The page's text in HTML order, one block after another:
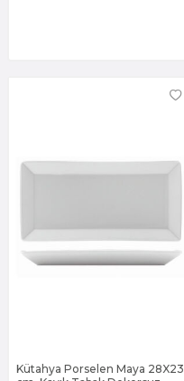
Kütahya Porselen Maya 28X23